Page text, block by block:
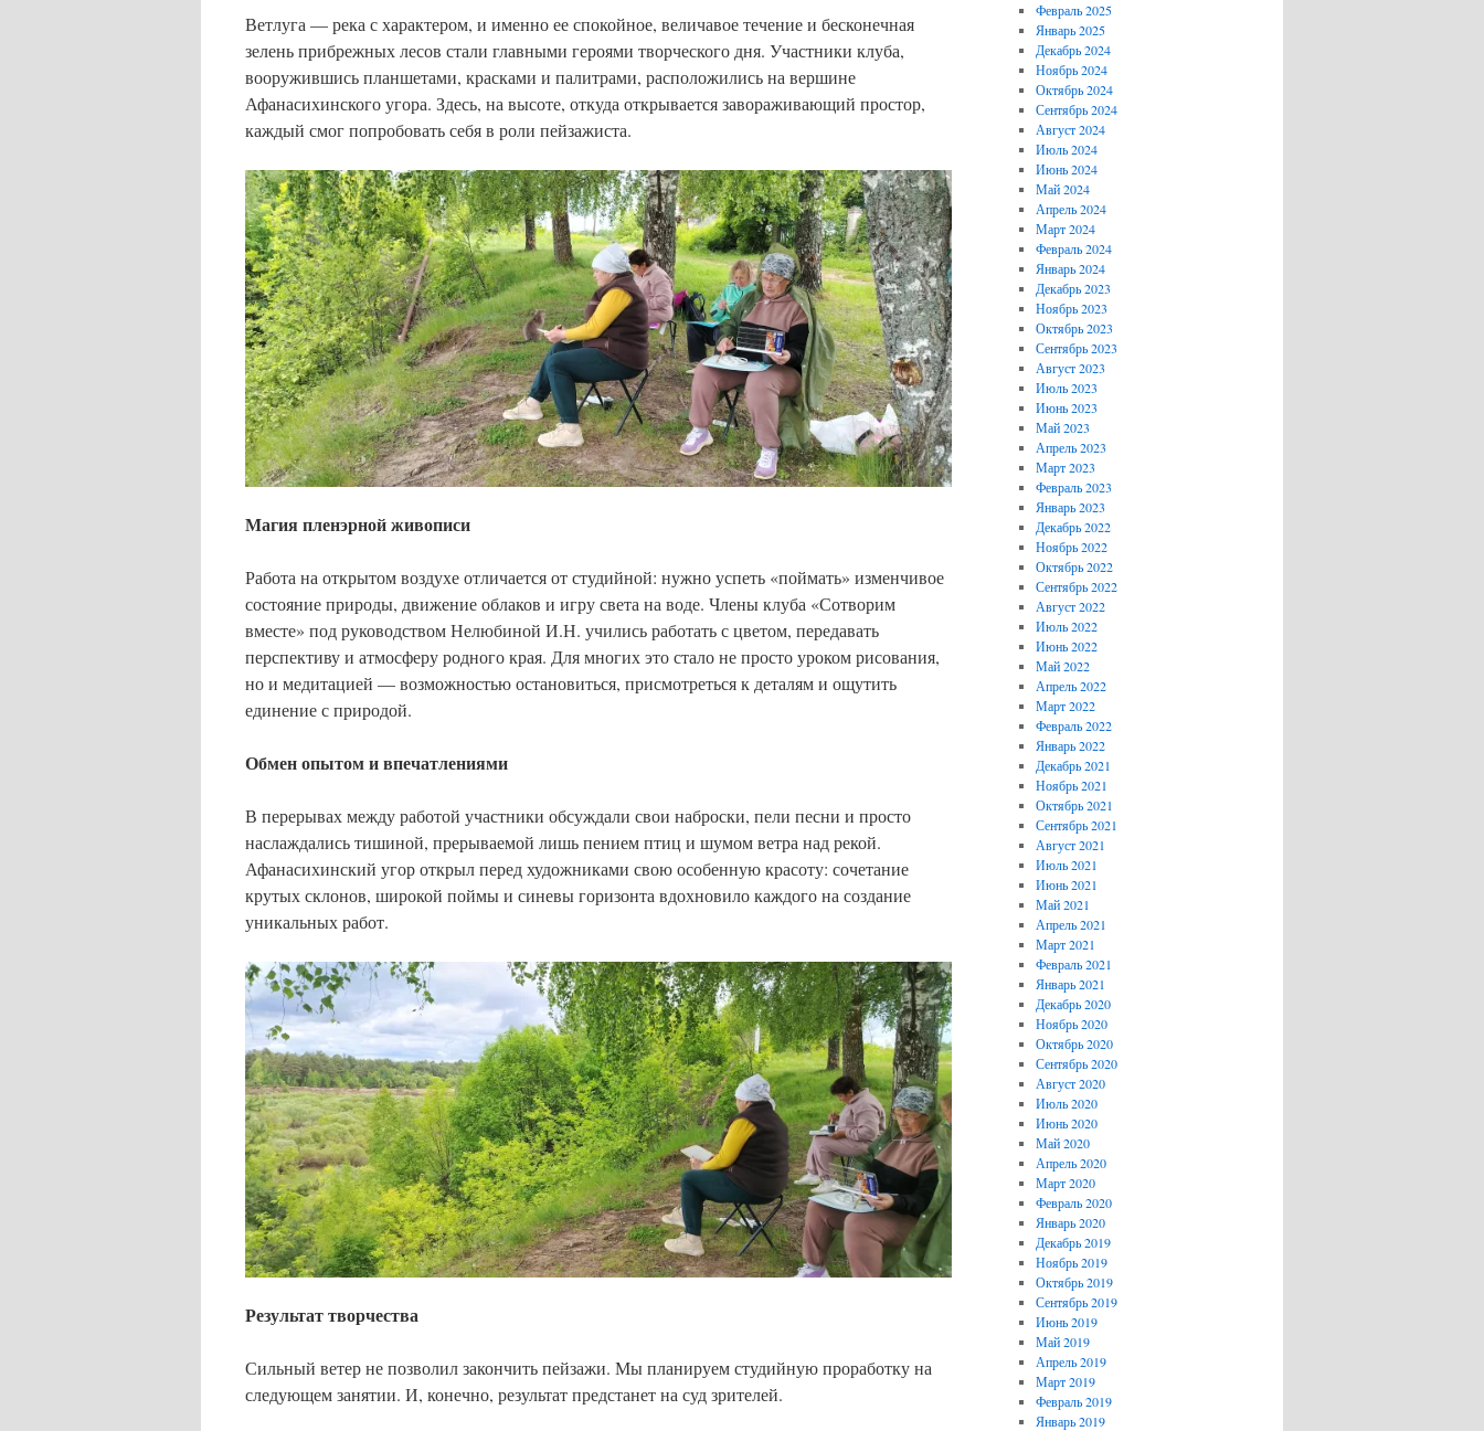
Ветлуга — река с характером, и именно ее спокойное, величавое течение и бесконечная
зелень прибрежных лесов стали главными героями творческого дня. Участники клуба,
вооружившись планшетами, красками и палитрами, расположились на вершине
Афанасихинского угора. Здесь, на высоте, откуда открывается завораживающий простор,
каждый смог попробовать себя в роли пейзажиста.
Магия пленэрной живописи
Работа на открытом воздухе отличается от студийной: нужно успеть «поймать» изменчивое
состояние природы, движение облаков и игру света на воде. Члены клуба «Сотворим
вместе» под руководством Нелюбиной И.Н. учились работать с цветом, передавать
перспективу и атмосферу родного края. Для многих это стало не просто уроком рисования,
но и медитацией — возможностью остановиться, присмотреться к деталям и ощутить
единение с природой.
Обмен опытом и впечатлениями
В перерывах между работой участники обсуждали свои наброски, пели песни и просто
наслаждались тишиной, прерываемой лишь пением птиц и шумом ветра над рекой.
Афанасихинский угор открыл перед художниками свою особенную красоту: сочетание
крутых склонов, широкой поймы и синевы горизонта вдохновило каждого на создание
уникальных работ.
Результат творчества
Сильный ветер не позволил закончить пейзажи. Мы планируем студийную проработку на
следующем занятии. И, конечно, результат предстанет на суд зрителей.
Февраль 2025
Январь 2025
Декабрь 2024
Ноябрь 2024
Октябрь 2024
Сентябрь 2024
Август 2024
Июль 2024
Июнь 2024
Май 2024
Апрель 2024
Март 2024
Февраль 2024
Январь 2024
Декабрь 2023
Ноябрь 2023
Октябрь 2023
Сентябрь 2023
Август 2023
Июль 2023
Июнь 2023
Май 2023
Апрель 2023
Март 2023
Февраль 2023
Январь 2023
Декабрь 2022
Ноябрь 2022
Октябрь 2022
Сентябрь 2022
Август 2022
Июль 2022
Июнь 2022
Май 2022
Апрель 2022
Март 2022
Февраль 2022
Январь 2022
Декабрь 2021
Ноябрь 2021
Октябрь 2021
Сентябрь 2021
Август 2021
Июль 2021
Июнь 2021
Май 2021
Апрель 2021
Март 2021
Февраль 2021
Январь 2021
Декабрь 2020
Ноябрь 2020
Октябрь 2020
Сентябрь 2020
Август 2020
Июль 2020
Июнь 2020
Май 2020
Апрель 2020
Март 2020
Февраль 2020
Январь 2020
Декабрь 2019
Ноябрь 2019
Октябрь 2019
Сентябрь 2019
Июнь 2019
Май 2019
Апрель 2019
Март 2019
Февраль 2019
Январь 2019